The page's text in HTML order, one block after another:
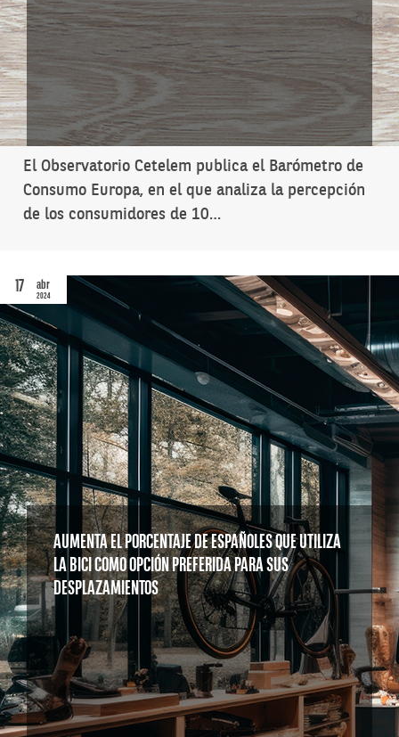
El Observatorio Cetelem publica el Barómetro de
Consumo Europa, en el que analiza la percepción
de los consumidores de 10…
17 abr
2024
AUMENTA EL PORCENTAJE DE ESPAÑOLES QUE UTILIZA
LA BICI COMO OPCIÓN PREFERIDA PARA SUS
DESPLAZAMIENTOS